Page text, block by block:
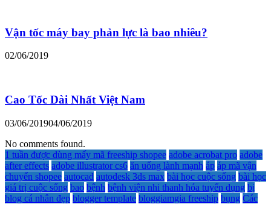
Vận tốc máy bay phản lực là bao nhiêu?
02/06/2019
Cao Tốc Dài Nhất Việt Nam
03/06/201904/06/2019
No comments found.
1 tuần được dùng mấy mã freeship shopee adobe acrobat pro adobe
after effects adobe illustrator cs6 ăn uống lành mạnh áp áp mã vận
chuyển shopee autocad autodesk 3ds max bài học cuộc sống bài học
giá trị cuộc sống bao bệnh bệnh viện nhi thanh hóa tuyển dụng bị
blog cá nhân đẹp blogger template bloggiamgia freeship bụng Các